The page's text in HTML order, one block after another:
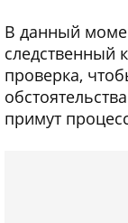
В данный
следственный
проверка,
примут